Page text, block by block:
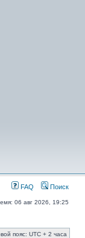
FAQ Поиск
06 авг 2026, 19:25
пояс: UTC + 2 часа